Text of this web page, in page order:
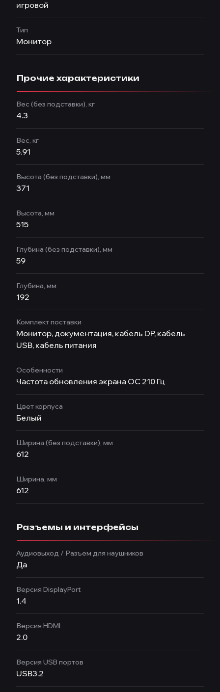
игровой
Тип
Монитор
Прочие характеристики
Вес (без подставки), кг
4.3
Вес, кг
5.91
Высота (без подставки), мм
371
Высота, мм
515
Глубина (без подставки), мм
59
Глубина, мм
192
Комплект поставки
Монитор, документация, кабель DP, кабель
USB, кабель питания
Особенности
Частота обновления экрана OC 210 Гц
Цвет корпуса
Белый
Ширина (без подставки), мм
612
Ширина, мм
612
Разъемы и интерфейсы
Аудиовыход / Разъем для наушников
Да
Версия DisplayPort
1.4
Версия HDMI
2.0
Версия USB портов
USB3.2